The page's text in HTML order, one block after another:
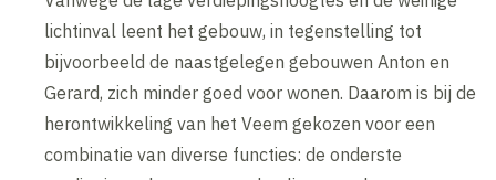
lichtinval leent het gebouw, in tegenstelling tot
bijvoorbeeld de naastgelegen gebouwen Anton en
Gerard, zich minder goed voor wonen. Daarom is bij de
herontwikkeling van het Veem gekozen voor een
combinatie van diverse functies: de onderste